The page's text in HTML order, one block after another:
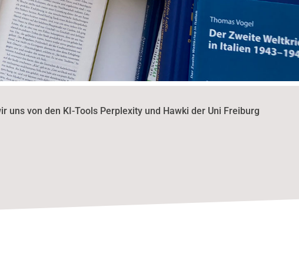
uns von den KI-Tools Perplexity und Hawki der Uni Freiburg